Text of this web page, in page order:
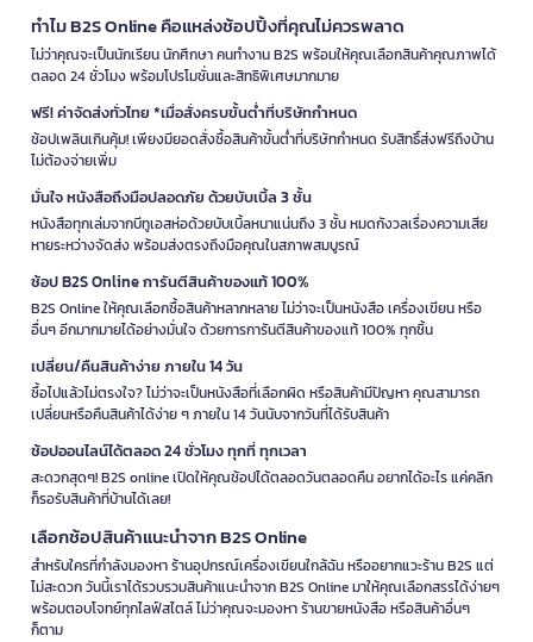
ทำไม B2S Online คือแหล่งช้อปปิ้งที่คุณไม่ควรพลาด
ไม่ว่าคุณจะเป็นนักเรียน นักศึกษา คนทำงาน B2S พร้อมให้คุณเลือกสินค้าคุณภาพได้
ตลอด 24 ชั่วโมง พร้อมโปรโมชั่นและสิทธิพิเศษมากมาย
ฟรี! ค่าจัดส่งทั่วไทย *เมื่อสั่งครบขั้นต่ำที่บริษัทกำหนด
ช้อปเพลินเกินคุ้ม! เพียงมียอดสั่งซื้อสินค้าขั้นต่ำที่บริษัทกำหนด รับสิทธิ์ส่งฟรีถึงบ้าน
ไม่ต้องจ่ายเพิ่ม
มั่นใจ หนังสือถึงมือปลอดภัย ด้วยบับเบิ้ล 3 ชั้น
หนังสือทุกเล่มจากบีทูเอสห่อด้วยบับเบิ้ลหนาแน่นถึง 3 ชั้น หมดกังวลเรื่องความเสีย
หายระหว่างจัดส่ง พร้อมส่งตรงถึงมือคุณในสภาพสมบูรณ์
ช้อป B2S Online การันตีสินค้าของแท้ 100%
B2S Online ให้คุณเลือกซื้อสินค้าหลากหลาย ไม่ว่าจะเป็นหนังสือ เครื่องเขียน หรือ
อื่นๆ อีกมากมายได้อย่างมั่นใจ ด้วยการการันตีสินค้าของแท้ 100% ทุกชิ้น
เปลี่ยน/คืนสินค้าง่าย ภายใน 14 วัน
ซื้อไปแล้วไม่ตรงใจ? ไม่ว่าจะเป็นหนังสือที่เลือกผิด หรือสินค้ามีปัญหา คุณสามารถ
เปลี่ยนหรือคืนสินค้าได้ง่าย ๆ ภายใน 14 วันนับจากวันที่ได้รับสินค้า
ช้อปออนไลน์ได้ตลอด 24 ชั่วโมง ทุกที่ ทุกเวลา
สะดวกสุดๆ! B2S online เปิดให้คุณช้อปได้ตลอดวันตลอดคืน อยากได้อะไร แค่คลิก
ก็รอรับสินค้าที่บ้านได้เลย!
เลือกช้อปสินค้าแนะนำจาก B2S Online
สำหรับใครที่กำลังมองหา ร้านอุปกรณ์เครื่องเขียนใกล้ฉัน หรืออยากแวะร้าน B2S แต่
ไม่สะดวก วันนี้เราได้รวบรวมสินค้าแนะนำจาก B2S Online มาให้คุณเลือกสรรได้ง่ายๆ
พร้อมตอบโจทย์ทุกไลฟ์สไตล์ ไม่ว่าคุณจะมองหา ร้านขายหนังสือ หรือสินค้าอื่นๆ
ก็ตาม